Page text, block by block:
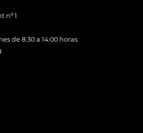
nº 1
de 8:30 a 14:00 horas